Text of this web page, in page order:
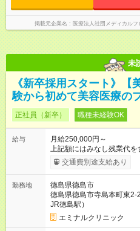
掲載元企業名 医療法人社団メディカル
未
《新卒採用スタート》【
験から初めて美容医療の
正社員（新卒） 職種未経験OK
給与
月給250,000円～
上記額にはみなし残業代
ます。 みなし残業代
◆インセンティブを支給◆ 頑張りに応じて、インセンティブ（業
【年収800万円】を記録し
【試用期間】試用期間あ
と給与に、本採用時と異な
採用（契約社員） 給与：
残業代を含みます。※超過
交通費別途支給あり
勤務地
徳島県徳島市
徳島県徳島市寺島本町東2-
JR徳島駅）
エミナルクリニック